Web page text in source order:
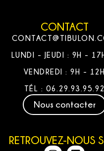
CONTACT
LUNDI - JEUDI : 9H -
VENDREDI : 9H - 12H
TÉL : 06.29.93.95.92
Nous contacter
RETROUVEZ-NOUS